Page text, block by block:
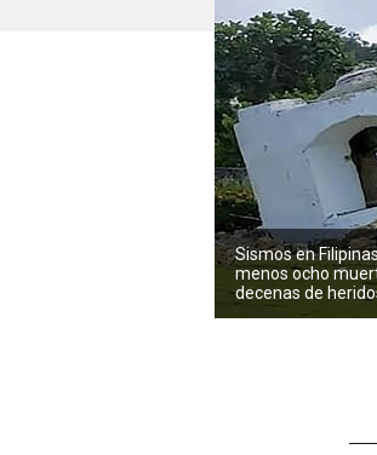
Sismos en
menos ocho
decenas de